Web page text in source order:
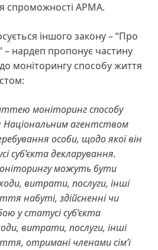
спроможності АРМА.
іншого закону – “Про
– нардеп пропонує частину
моніторингу способу життя
моніторинг способу
агентством
особи, щодо якої він
суб’єкта декларування.
можуть бути
витрати, послуги, інші
набуті, здійсненні чи
у статусі суб’єкта
витрати, послуги, інші
отримані членами сім’ї